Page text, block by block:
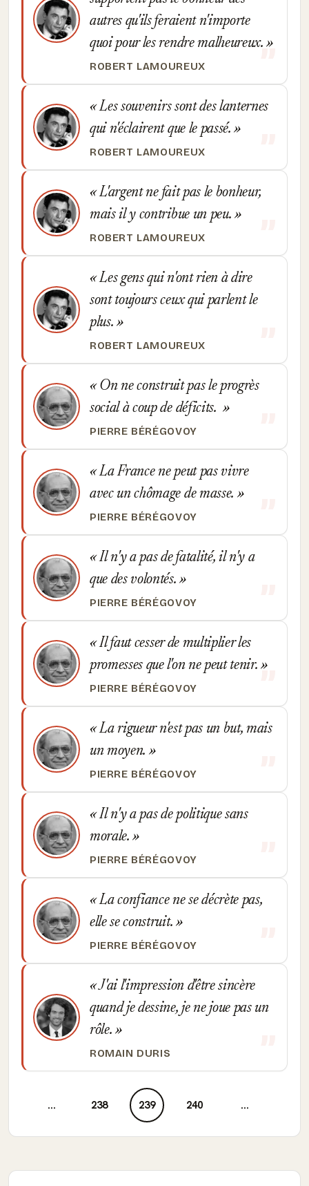
autres qu'ils feraient n'importe
quoi pour les rendre malheureux.
ROBERT LAMOUREUX
Les souvenirs sont des lanternes
qui n'éclairent que le passé.
ROBERT LAMOUREUX
L'argent ne fait pas le bonheur,
mais il y contribue un peu.
ROBERT LAMOUREUX
Les gens qui n'ont rien à dire
sont toujours ceux qui parlent le
plus.
ROBERT LAMOUREUX
On ne construit pas le progrès
social à coup de déficits.
PIERRE BÉRÉGOVOY
La France ne peut pas vivre
avec un chômage de masse.
PIERRE BÉRÉGOVOY
Il n'y a pas de fatalité, il n'y a
que des volontés.
PIERRE BÉRÉGOVOY
Il faut cesser de multiplier les
promesses que l'on ne peut tenir.
PIERRE BÉRÉGOVOY
La rigueur n'est pas un but, mais
un moyen.
PIERRE BÉRÉGOVOY
Il n'y a pas de politique sans
morale.
PIERRE BÉRÉGOVOY
La confiance ne se décrète pas,
elle se construit.
PIERRE BÉRÉGOVOY
J'ai l'impression d'être sincère
quand je dessine, je ne joue pas un
rôle.
ROMAIN DURIS
... 238 239 240 ...